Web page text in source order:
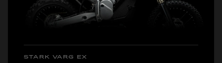
STARK VARG EX